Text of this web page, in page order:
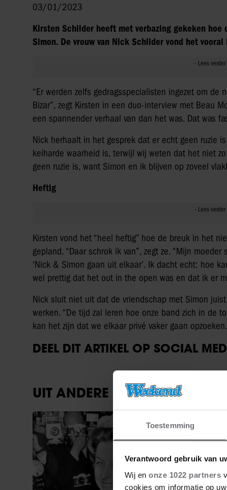
Toestemming
Verantwoord gebruik van
Wij en onze 1022 partners
cookies om informatie op
03/01/2023
Kirsten Schilder heeft met verbazing gekeken
Simon. De vrouw van Nick Schilder vond het
“Er werden zelfs gedragsspecialisten ingezet om
Bizar”, zegt Kirsten in een duo-interview met Beau
een spannender verhaal van dan het was. Dat was
Nick herhaalt in het gesprek dat er echt geen ruzie
keiharde waarheid is, terwijl wij weten dat het niet
geen ruzie is, want Simon en ik blijven op zoveel
Heftig
Kirsten vond het “heel heftig” hoe de breuk in het
gepland. “Daar schrok ik van”, zegt ze. “Mijn
‘Nick & Simon gaan uit elkaar’. Ik dacht echt: hoe
wel prettig dat het out in the open was en dat ik er
Nick sluit niet uit dat de vriendschap met Simon
werken. “De tijd zal leren hoe onze band zich in de
kan het zijn dat we elkaar privé vaker gaan
DEEL DIT ARTIKEL OP SOCIAL
UIT ANDERE MEDIA